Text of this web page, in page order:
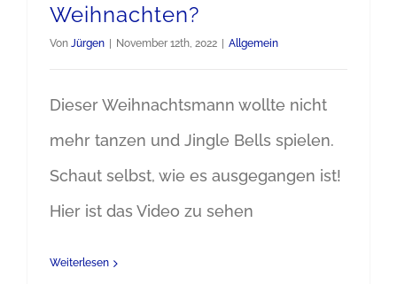
Weihnachten?
Von Jürgen November 12th, 2022 Allgemein
Dieser Weihnachtsmann wollte nicht
mehr tanzen und Jingle Bells spielen.
Schaut selbst, wie es ausgegangen ist!
Hier ist das Video zu sehen
Weiterlesen